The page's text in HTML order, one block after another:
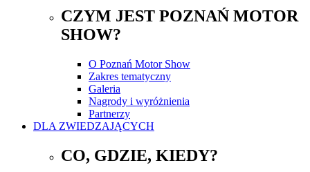
CZYM JEST POZNAŃ MOTOR
SHOW?
O Poznań Motor Show
Zakres tematyczny
Galeria
Nagrody i wyróżnienia
Partnerzy
DLA ZWIEDZAJĄCYCH
CO, GDZIE, KIEDY?